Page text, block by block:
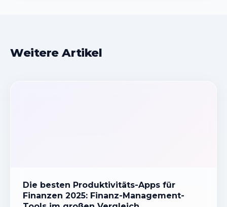
Weitere Artikel
Die besten Produktivitäts-Apps für
Finanzen 2025: Finanz-Management-